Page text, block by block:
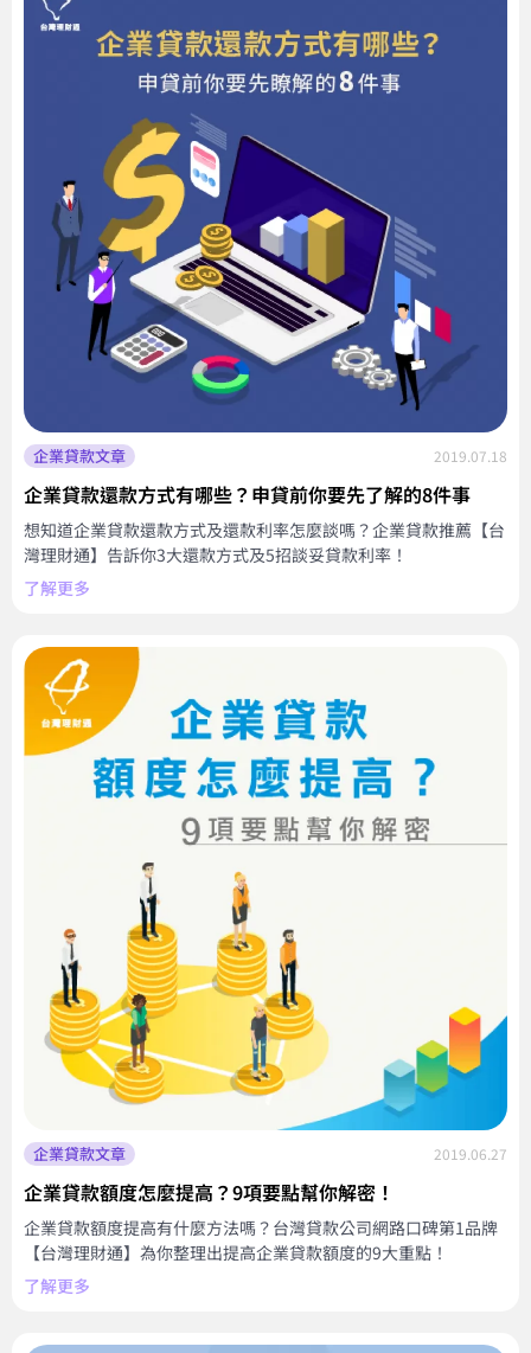
企業貸款文章 2019.07.18
企業貸款還款方式有哪些？申貸前你要先了解的8件事
想知道企業貸款還款方式及還款利率怎麼談嗎？企業貸款推薦【台
灣理財通】告訴你3大還款方式及5招談妥貸款利率！
了解更多
企業貸款文章 2019.06.27
企業貸款額度怎麼提高？9項要點幫你解密！
企業貸款額度提高有什麼方法嗎？台灣貸款公司網路口碑第1品牌
【台灣理財通】為你整理出提高企業貸款額度的9大重點！
了解更多